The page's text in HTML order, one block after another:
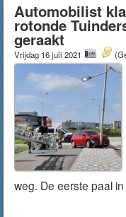
Automobilist
rotonde
geraakt
Vrijdag 16 juli 2021
weg. De eerste paal